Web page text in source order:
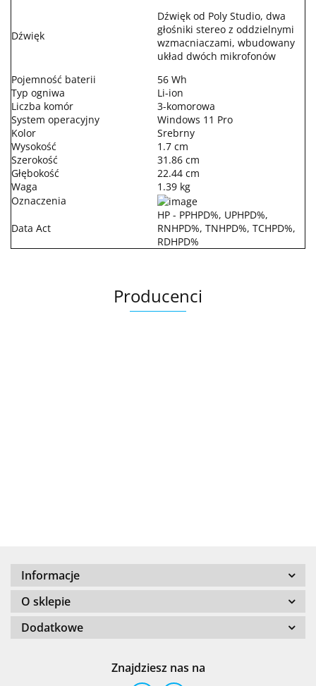
Dźwięk
Dźwięk od Poly Studio, dwa
głośniki stereo z oddzielnymi
wzmacniaczami, wbudowany
układ dwóch mikrofonów
Pojemność baterii
56 Wh
Typ ogniwa
Li-ion
Liczba komór
3-komorowa
System operacyjny
Windows 11 Pro
Kolor
Srebrny
Wysokość
1.7 cm
Szerokość
31.86 cm
Głębokość
22.44 cm
Waga
1.39 kg
Oznaczenia
Data Act
HP - PPHPD%, UPHPD%,
RNHPD%, TNHPD%, TCHPD%,
RDHPD%
Producenci
Informacje
O sklepie
Dodatkowe
Znajdziesz nas na